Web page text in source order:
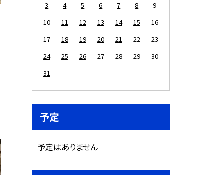
3
4 5 6 7 8
9
10
11 12 13 14 15
16
17
18 19 20 21 22
23
24
25 26 27 28 29
30
31
予定
予定はありません